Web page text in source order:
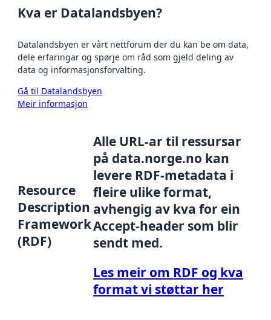
Kva er Datalandsbyen?
Datalandsbyen er vårt nettforum der du kan be om data,
dele erfaringar og spørje om råd som gjeld deling av
data og informasjonsforvalting.
Gå til Datalandsbyen
Meir informasjon
Resource
Description
Framework
(RDF)
Alle URL-ar til ressursar
på data.norge.no kan
levere RDF-metadata i
fleire ulike format,
avhengig av kva for ein
Accept-header som blir
sendt med.
Les meir om RDF og kva
format vi støttar her